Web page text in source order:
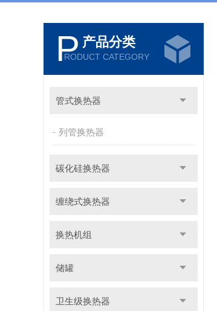
P 产品分类
RODUCT CATEGORY
管式换热器
列管换热器
碳化硅换热器
缠绕式换热器
换热机组
储罐
卫生级换热器